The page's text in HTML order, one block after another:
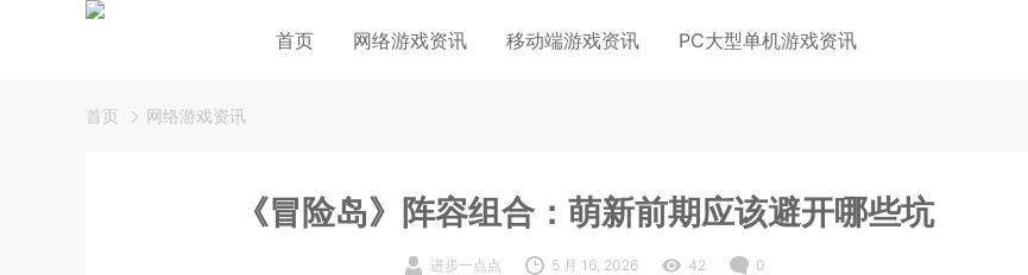
首页 网络游戏资讯 移动端游戏资讯 PC大型单机游戏资讯
首页 网络游戏资讯
《冒险岛》阵容组合：萌新前期应该避开哪些坑
进步一点点 5 月 16, 2026 42 0